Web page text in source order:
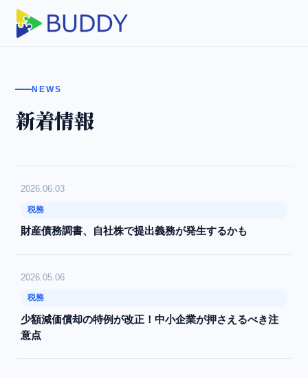
NEWS
新着情報
2026.06.03
税務
財産債務調書、自社株で提出義務が発生するかも
2026.05.06
税務
少額減価償却の特例が改正！中小企業が押さえるべき注
意点